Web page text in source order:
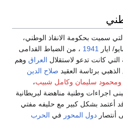
سميت بحكومة الانقاذ الوطني،
ايار 1941 ، من الضباط القدامى
كانت تدعو لاستقلال العراق وهم
الذهبي برئاسة العقيد صلاح الدين
ومحمود سليمان وكامل شبيب،
اجراءات وطنية مناهضة لبريطانية
أعتمد بشكل كبير مع حليفه مفتي
أنتصار دول المحور في الحرب